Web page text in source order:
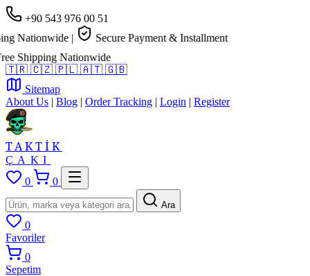
+90 543 976 00 51
Nationwide |
Secure Payment & Installment
Shipping Nationwide
🇹🇷 🇨🇿 🇵🇱 🇦🇹 🇬🇧
Sitemap
About Us | Blog | Order Tracking | Login | Register
TAKTİK
ÇAKI
0
0
Ara
0
Favoriler
0
Sepetim